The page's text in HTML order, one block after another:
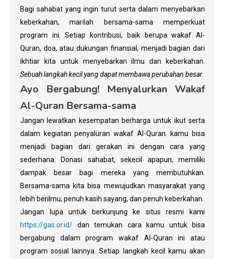
Bagi sahabat yang ingin turut serta dalam menyebarkan
keberkahan, marilah bersama-sama memperkuat
program ini. Setiap kontribusi, baik berupa wakaf Al-
Quran, doa, atau dukungan finansial, menjadi bagian dari
ikhtiar kita untuk menyebarkan ilmu dan keberkahan.
Sebuah langkah kecil yang dapat membawa perubahan besar.
Ayo Bergabung! Menyalurkan Wakaf
Al-Quran Bersama-sama
Jangan lewatkan kesempatan berharga untuk ikut serta
dalam kegiatan penyaluran wakaf Al-Quran. kamu bisa
menjadi bagian dari gerakan ini dengan cara yang
sederhana. Donasi sahabat, sekecil apapun, memiliki
dampak besar bagi mereka yang membutuhkan.
Bersama-sama kita bisa mewujudkan masyarakat yang
lebih berilmu, penuh kasih sayang, dan penuh keberkahan.
Jangan lupa untuk berkunjung ke situs resmi kami
https://gas.or.id/ dan temukan cara kamu untuk bisa
bergabung dalam program wakaf Al-Quran ini atau
program sosial lainnya. Setiap langkah kecil kamu akan